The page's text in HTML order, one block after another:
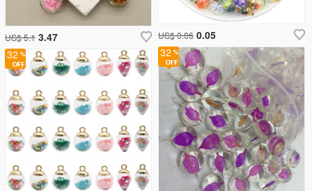
US$ 0.06 0.05
32
US$ 5.1 3.47
32